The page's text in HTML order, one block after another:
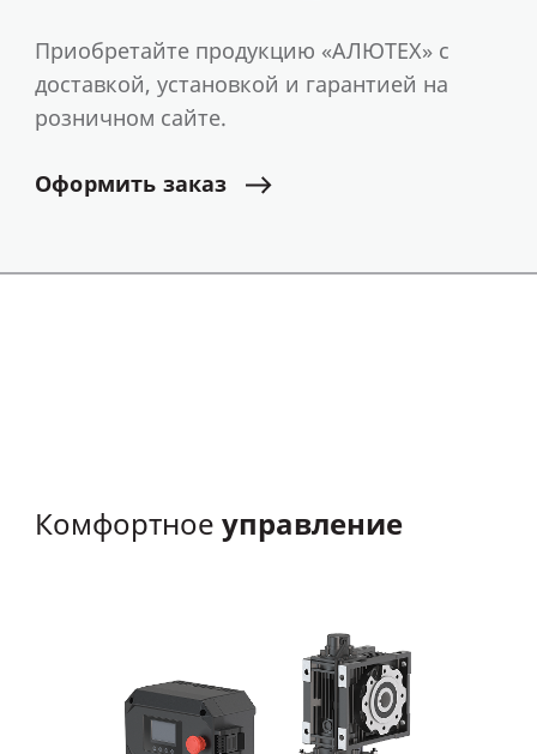
Приобретайте продукцию «АЛЮТЕХ» с
доставкой, установкой и гарантией на
розничном сайте.
Оформить заказ
Комфортное управление